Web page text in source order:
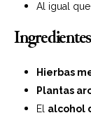
Al igual
Hierbas
Plantas
El alcohol